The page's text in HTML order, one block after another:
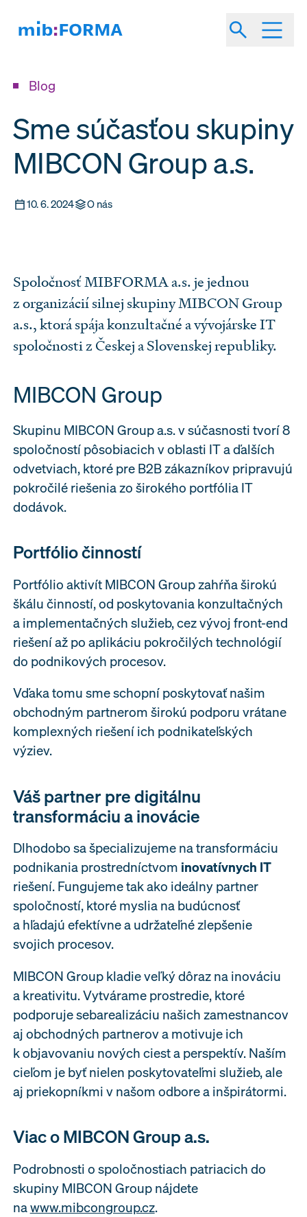
Blog
Sme súčasťou skupiny
MIBCON Group a.s.
10. 6. 2024 O nás
Spoločnosť MIBFORMA a.s. je jednou
z organizácií silnej skupiny MIBCON Group
a.s., ktorá spája konzultačné a vývojárske IT
spoločnosti z Českej a Slovenskej republiky.
MIBCON Group
Skupinu MIBCON Group a.s. v súčasnosti tvorí 8
spoločností pôsobiacich v oblasti IT a ďalších
odvetviach, ktoré pre B2B zákazníkov pripravujú
pokročilé riešenia zo širokého portfólia IT
dodávok.
Portfólio činností
Portfólio aktivít MIBCON Group zahŕňa širokú
škálu činností, od poskytovania konzultačných
a implementačných služieb, cez vývoj front-end
riešení až po aplikáciu pokročilých technológií
do podnikových procesov.
Vďaka tomu sme schopní poskytovať našim
obchodným partnerom širokú podporu vrátane
komplexných riešení ich podnikateľských
výziev.
Váš partner pre digitálnu
transformáciu a inovácie
Dlhodobo sa špecializujeme na transformáciu
podnikania prostredníctvom inovatívnych IT
riešení. Fungujeme tak ako ideálny partner
spoločností, ktoré myslia na budúcnosť
a hľadajú efektívne a udržateľné zlepšenie
svojich procesov.
MIBCON Group kladie veľký dôraz na inováciu
a kreativitu. Vytvárame prostredie, ktoré
podporuje sebarealizáciu našich zamestnancov
aj obchodných partnerov a motivuje ich
k objavovaniu nových ciest a perspektív. Naším
cieľom je byť nielen poskytovateľmi služieb, ale
aj priekopníkmi v našom odbore a inšpirátormi.
Viac o MIBCON Group a.s.
Podrobnosti o spoločnostiach patriacich do
skupiny MIBCON Group nájdete
nawww.mibcongroup.cz.